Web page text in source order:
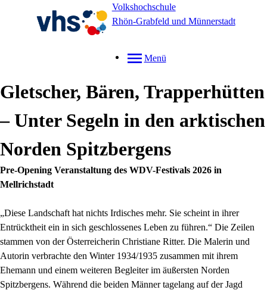
Volkshochschule
Rhön-Grabfeld und Münnerstadt
Menü
Gletscher, Bären, Trapperhütten
– Unter Segeln in den arktischen
Norden Spitzbergens
Pre-Opening Veranstaltung des WDV-Festivals 2026 in
Mellrichstadt
„Diese Landschaft hat nichts Irdisches mehr. Sie scheint in ihrer
Entrücktheit ein in sich geschlossenes Leben zu führen.“ Die Zeilen
stammen von der Österreicherin Christiane Ritter. Die Malerin und
Autorin verbrachte den Winter 1934/1935 zusammen mit ihrem
Ehemann und einem weiteren Begleiter im äußersten Norden
Spitzbergens. Während die beiden Männer tagelang auf der Jagd